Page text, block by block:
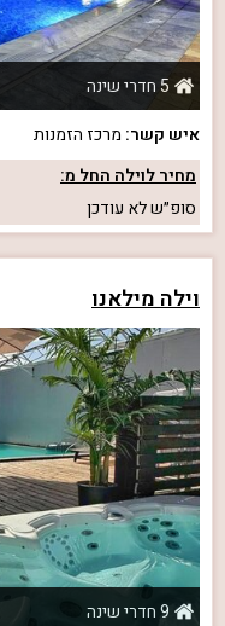
5 חדרי שינה
איש קשר: מרכז הזמנות
מחיר לוילה החל מ:
סופ״שלא עודכן
וילה מילאנו
9 חדרי שינה